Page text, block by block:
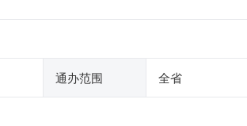
通办范围 全省